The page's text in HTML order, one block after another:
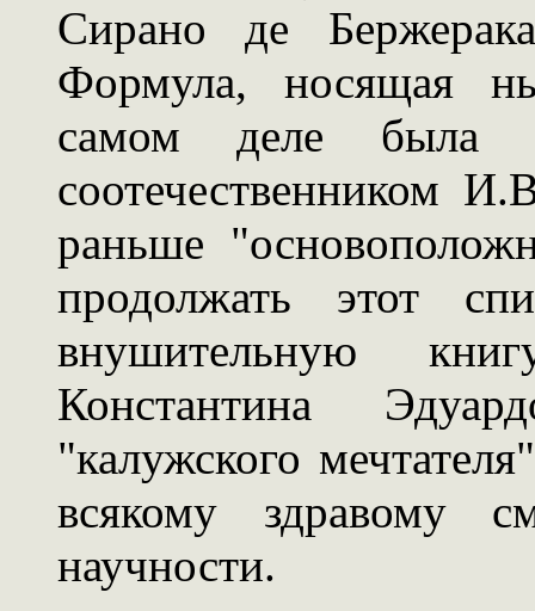
Сирано де
Формула, носящая
самом деле была
соотечественником
раньше
продолжать этот
внушительную
Константина
"калужского
всякому здравому
научности.